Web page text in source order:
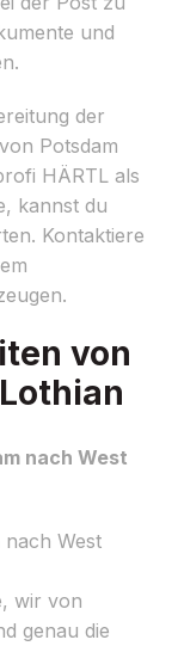
und
der
Potsdam
HÄRTL als
kannst du
Kontaktiere
von
nach West
West
wir von
genau die